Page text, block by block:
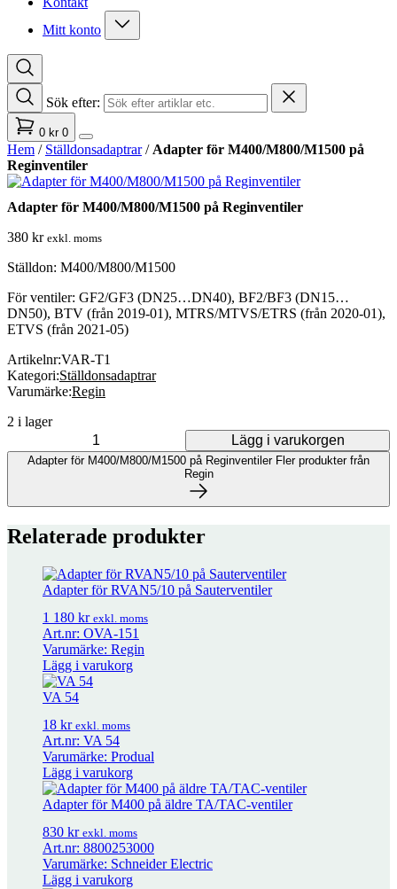
Mitt konto
Sök efter:
0 kr 0
Hem / Ställdonsadaptrar/ Adapter för M400/M800/M1500 på
Reginventiler
Adapter för M400/M800/M1500 på Reginventiler
380 kr exkl. moms
Ställdon: M400/M800/M1500
För ventiler: GF2/GF3 (DN25…DN40), BF2/BF3 (DN15…
DN50), BTV (från 2019-01), MTRS/MTVS/ETRS (från 2020-01),
ETVS (från 2021-05)
Artikelnr:VAR-T1
Kategori:Ställdonsadaptrar
Varumärke:Regin
2 i lager
Adapter för M400/M800/M1500 på Reginventiler mängd
Lägg i varukorgen
Adapter för M400/M800/M1500 på Reginventiler Fler produkter från
Regin
Fler produkter från Regin
Adapter för M400/M800/M1500 på Reginventiler
Adapter för RVAN5/10 på Sauterventiler
Adapter för RVAN5/10 på Johnson Controlsventiler
Adapter för M400/M800 på äldre Regin & OSBYventiler
Relaterade produkter
Adapter för RVAN5/10 på Sauterventiler
1 180 kr exkl. moms
Art.nr: OVA-151
Varumärke: Regin
Lägg i varukorg
VA 54
18 kr exkl. moms
Art.nr: VA 54
Varumärke: Produal
Lägg i varukorg
Adapter för M400 på äldre TA/TAC-ventiler
830 kr exkl. moms
Art.nr: 8800253000
Varumärke: Schneider Electric
Lägg i varukorg